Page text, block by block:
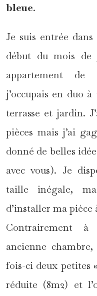
bleue.
Je suis entrée
début du mois de
appartement de
j’occupais en duo
terrasse et jardin.
pièces mais j’ai
donné de belles
avec vous). Je
taille inégale,
d’installer ma
Contrairement
ancienne
fois-ci deux petites
réduite (8m2) et